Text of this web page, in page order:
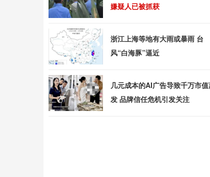
嫌疑人已被抓获
浙江上海等地有大雨或暴雨 台
风“白海豚”逼近
几元成本的AI广告导致千万市
发 品牌信任危机引发关注